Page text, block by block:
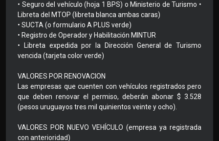
• Seguro del vehículo (hoja 1 BPS) o Ministerio de Turismo •
Libreta del MTOP (libreta blanca ambas caras)
• SUCTA (o formulario A PLUS verde)
• Registro de Operador y Habilitación MINTUR
• Libreta expedida por la Dirección General de Turismo
vencida (tarjeta color verde)
VALORES POR RENOVACION
Las empresas que cuenten con vehículos registrados pero
que deben renovar el permiso, deberán abonar $ 3.528
(pesos uruguayos tres mil quinientos veinte y ocho).
VALORES POR NUEVO VEHÍCULO (empresa ya registrada
con anterioridad)